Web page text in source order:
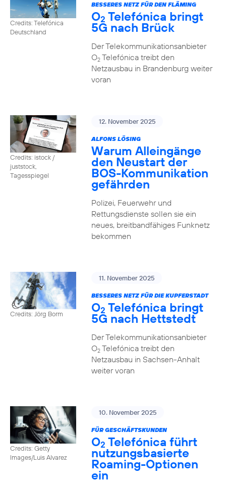
Credits: Telefónica
Deutschland
BESSERES NETZ FÜR DEN FLÄMING
O2 Telefónica bringt
5G nach Brück
Der Telekommunikationsanbieter
O2Telefónica treibt den
Netzausbau in Brandenburg weiter
voran
Credits: istock /
juststock,
Tagesspiegel
12. November 2025
ALFONS LÖSING
Warum Alleingänge
den Neustart der
BOS-Kommunikation
gefährden
Polizei, Feuerwehr und
Rettungsdienste sollen sie ein
neues, breitbandfähiges Funknetz
bekommen
Credits: Jörg Borm
11. November 2025
BESSERES NETZ FÜR DIE KUPFERSTADT
O2 Telefónica bringt
5G nach Hettstedt
Der Telekommunikationsanbieter
O2Telefónica treibt den
Netzausbau in Sachsen-Anhalt
weiter voran
Credits: Getty
Images/Luis Alvarez
10. November 2025
FÜR GESCHÄFTSKUNDEN
O2 Telefónica führt
nutzungs­basierte
Roaming-Optionen
ein